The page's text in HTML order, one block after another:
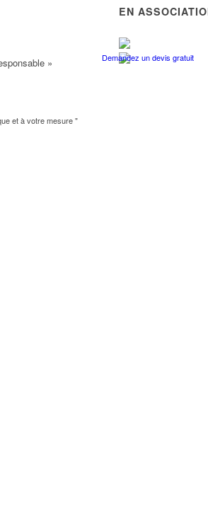
Demandez un devis gratuit
et à votre mesure "
»
EN